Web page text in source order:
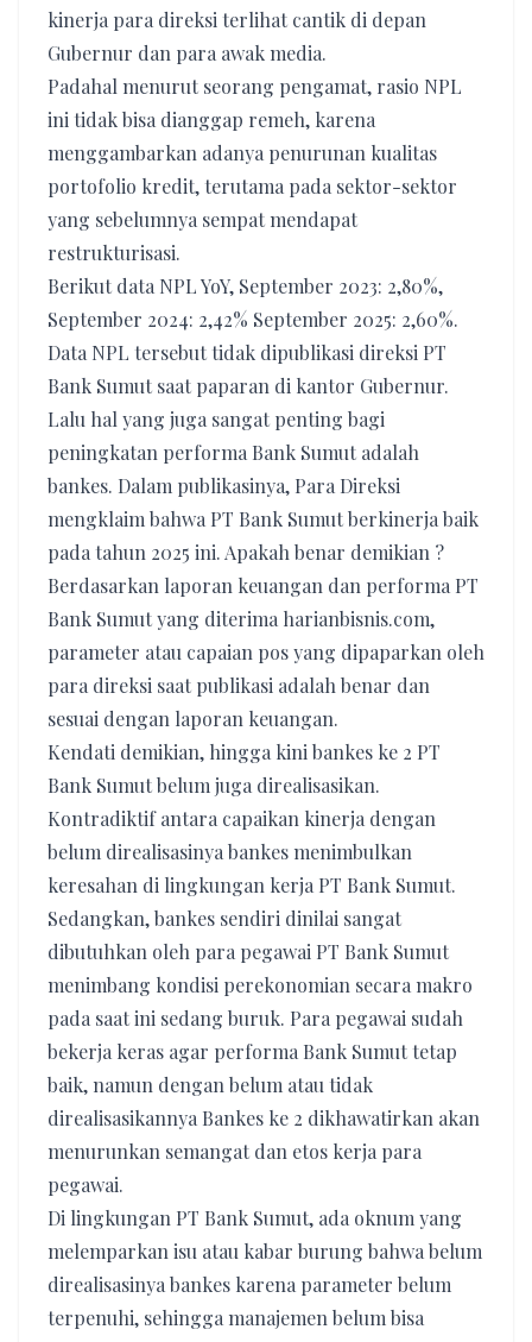
kinerja para direksi terlihat cantik di depan
Gubernur dan para awak media.
Padahal menurut seorang pengamat, rasio NPL
ini tidak bisa dianggap remeh, karena
menggambarkan adanya penurunan kualitas
portofolio kredit, terutama pada sektor-sektor
yang sebelumnya sempat mendapat
restrukturisasi.
Berikut data NPL YoY, September 2023: 2,80%,
September 2024: 2,42% September 2025: 2,60%.
Data NPL tersebut tidak dipublikasi direksi PT
Bank Sumut saat paparan di kantor Gubernur.
Lalu hal yang juga sangat penting bagi
peningkatan performa Bank Sumut adalah
bankes. Dalam publikasinya, Para Direksi
mengklaim bahwa PT Bank Sumut berkinerja baik
pada tahun 2025 ini. Apakah benar demikian ?
Berdasarkan laporan keuangan dan performa PT
Bank Sumut yang diterima harianbisnis.com,
parameter atau capaian pos yang dipaparkan oleh
para direksi saat publikasi adalah benar dan
sesuai dengan laporan keuangan.
Kendati demikian, hingga kini bankes ke 2 PT
Bank Sumut belum juga direalisasikan.
Kontradiktif antara capaikan kinerja dengan
belum direalisasinya bankes menimbulkan
keresahan di lingkungan kerja PT Bank Sumut.
Sedangkan, bankes sendiri dinilai sangat
dibutuhkan oleh para pegawai PT Bank Sumut
menimbang kondisi perekonomian secara makro
pada saat ini sedang buruk. Para pegawai sudah
bekerja keras agar performa Bank Sumut tetap
baik, namun dengan belum atau tidak
direalisasikannya Bankes ke 2 dikhawatirkan akan
menurunkan semangat dan etos kerja para
pegawai.
Di lingkungan PT Bank Sumut, ada oknum yang
melemparkan isu atau kabar burung bahwa belum
direalisasinya bankes karena parameter belum
terpenuhi, sehingga manajemen belum bisa